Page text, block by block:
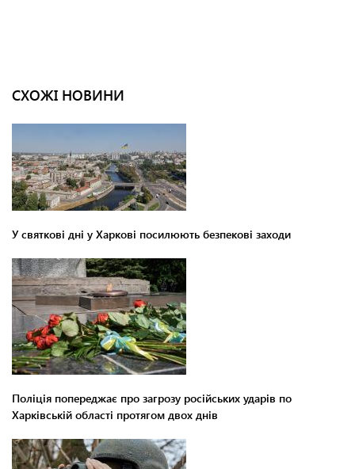
СХОЖІ НОВИНИ
У святкові дні у Харкові посилюють безпекові заходи
Поліція попереджає про загрозу російських ударів по
Харківській області протягом двох днів